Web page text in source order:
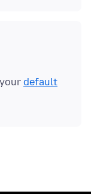
default